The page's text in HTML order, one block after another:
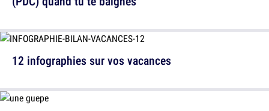
12 infographies sur vos vacances